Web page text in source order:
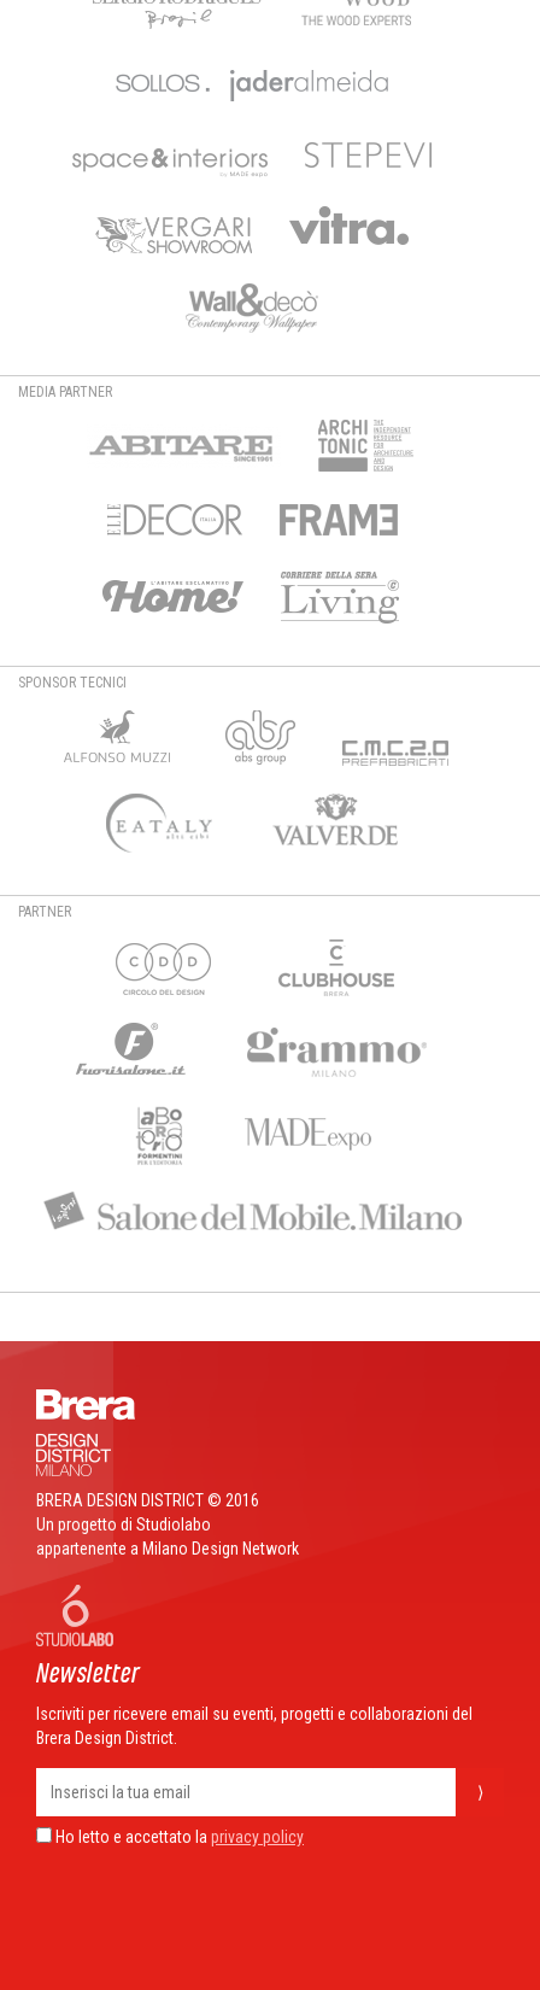
MEDIA PARTNER
SPONSOR TECNICI
PARTNER
BRERA DESIGN DISTRICT © 2016
Un progetto di Studiolabo
appartenente a Milano Design Network
Newsletter
Iscriviti per ricevere email su eventi, progetti e collaborazioni del
Brera Design District.
⟩
Ho letto e accettato la privacy policy